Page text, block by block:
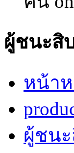
ผู้ชนะสิ
หน้า
ผู้ชน